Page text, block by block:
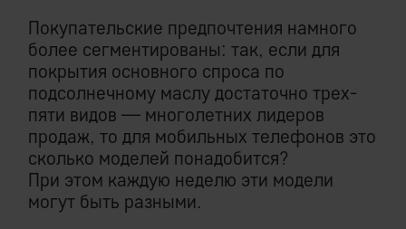
Покупательские предпочтения намного
более сегментированы: так, если для
покрытия основного спроса по
подсолнечному маслу достаточно трех-
пяти видов — многолетних лидеров
продаж, то для мобильных телефонов это
сколько моделей понадобится?
При этом каждую неделю эти модели
могут быть разными.